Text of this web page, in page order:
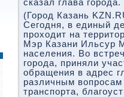
сказал глава города.
(Город Казань
Сегодня, в единый
прохοдит на
Мэр Казани Ильсур
населения. Во
города, приняли
обращения в адрес
различным
транспорта,